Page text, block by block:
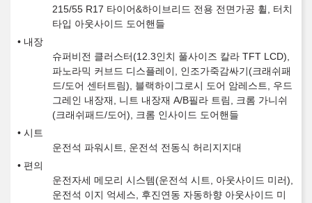
215/55 R17 타이어&하이브리드 전용 전면가공 휠, 터치
타입 아웃사이드 도어핸들
내장
슈퍼비전 클러스터(12.3인치 풀사이즈 칼라 TFT LCD),
파노라믹 커브드 디스플레이, 인조가죽감싸기(크래쉬패
드/도어 센터트림), 블랙하이그로시 도어 암레스트, 우드
그레인 내장재, 니트 내장재 A/B필라 트림, 크롬 가니쉬
(크래쉬패드/도어), 크롬 인사이드 도어핸들
시트
운전석 파워시트, 운전석 전동식 허리지지대
편의
운전자세 메모리 시스템(운전석 시트, 아웃사이드 미러),
운전석 이지 억세스, 후진연동 자동하향 아웃사이드 미